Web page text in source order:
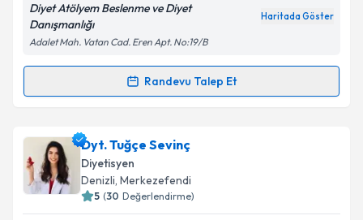
Kişisel verilerimin işlenmesine ilişkinAydınlatma
'ni okudum ve kişisel verilerimin belirtilen
kapsamda işlenmesini kabul ediyorum.
Takvim Talebini Gönder
Diyet Atölyem Beslenme ve Diyet
Danışmanlığı
Haritada Göster
Adalet Mah. Vatan Cad. Eren Apt. No:19/B
Randevu Talep Et
Randevu Takvimi Talebi
Uzm. Dyt. Pelin Şahiniçin randevu takvimi talebi
oluşturun. Size bu uzmandan randevu almanız için bir
takvim hazırlandığında e-posta ile bilgilendireceğiz.
Dyt. Tuğçe Sevinç
Diyetisyen
Denizli, Merkezefendi
5 (30 Değerlendirme)